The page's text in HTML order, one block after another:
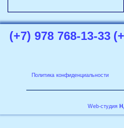
(+7) 978 768-13-33
Политика конфиденциальности
Web-студия Н